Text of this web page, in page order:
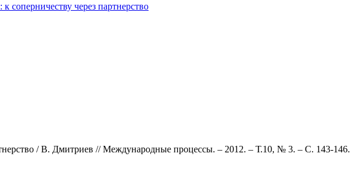
через партнерство
/ В. Дмитриев // Международные процессы. – 2012. – Т.10, № 3. – С. 143-146.